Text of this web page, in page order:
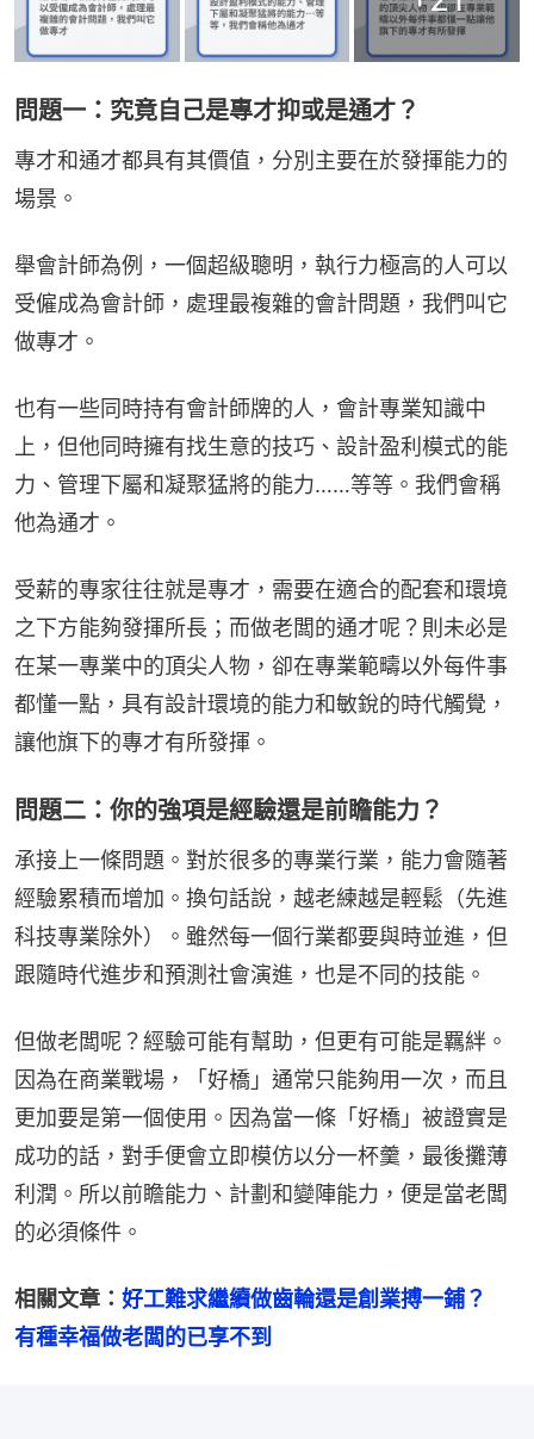
問題一：究竟自己是專才抑或是通才？
專才和通才都具有其價值，分別主要在於發揮能力的
場景。
舉會計師為例，一個超級聰明，執行力極高的人可以
受僱成為會計師，處理最複雜的會計問題，我們叫它
做專才。
也有一些同時持有會計師牌的人，會計專業知識中
上，但他同時擁有找生意的技巧、設計盈利模式的能
力、管理下屬和凝聚猛將的能力……等等。我們會稱
他為通才。
受薪的專家往往就是專才，需要在適合的配套和環境
之下方能夠發揮所長；而做老闆的通才呢？則未必是
在某一專業中的頂尖人物，卻在專業範疇以外每件事
都懂一點，具有設計環境的能力和敏銳的時代觸覺，
讓他旗下的專才有所發揮。
問題二：你的強項是經驗還是前瞻能力？
承接上一條問題。對於很多的專業行業，能力會隨著
經驗累積而增加。換句話說，越老練越是輕鬆（先進
科技專業除外）。雖然每一個行業都要與時並進，但
跟隨時代進步和預測社會演進，也是不同的技能。
但做老闆呢？經驗可能有幫助，但更有可能是羈絆。
因為在商業戰場，「好橋」通常只能夠用一次，而且
更加要是第一個使用。因為當一條「好橋」被證實是
成功的話，對手便會立即模仿以分一杯羹，最後攤薄
利潤。所以前瞻能力、計劃和變陣能力，便是當老闆
的必須條件。
相關文章： 好工難求繼續做齒輪還是創業搏一鋪？
有種幸福做老闆的已享不到